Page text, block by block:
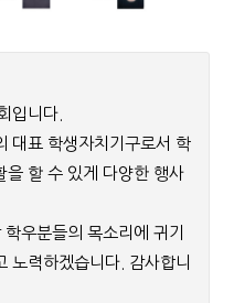
입니다.
대표 학생자치기구로서 학
을 할 수 있게 다양한 행사
우분들의 목소리에 귀기
노력하겠습니다. 감사합니